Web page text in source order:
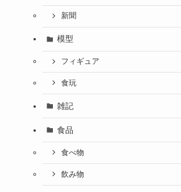
新聞
模型
フィギュア
食玩
雑記
食品
食べ物
飲み物